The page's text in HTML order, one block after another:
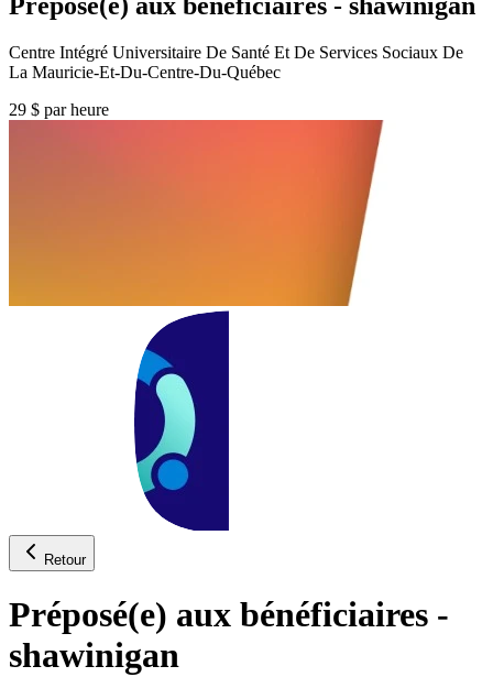
Centre Intégré Universitaire De Santé Et De Services Sociaux De
La Mauricie-Et-Du-Centre-Du-Québec
29 $ par heure
Retour
Préposé(e) aux bénéficiaires -
shawinigan